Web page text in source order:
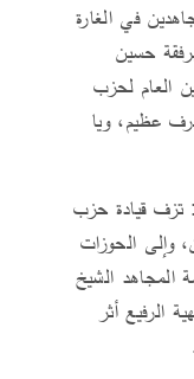
في الغارة
حسين
العام لحزب
عظيم، ويا
قيادة حزب
وإلى الحوزات
المجاهد الشيخ
الرفيع أثر